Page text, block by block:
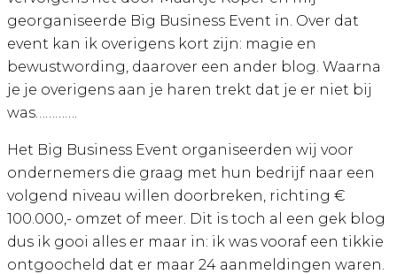
georganiseerde Big Business Event in. Over dat
event kan ik overigens kort zijn: magie en
bewustwording, daarover een ander blog. Waarna
je je overigens aan je haren trekt dat je er niet bij
was………….
Het Big Business Event organiseerden wij voor
ondernemers die graag met hun bedrijf naar een
volgend niveau willen doorbreken, richting €
100.000,- omzet of meer. Dit is toch al een gek blog
dus ik gooi alles er maar in: ik was vooraf een tikkie
ontgoocheld dat er maar 24 aanmeldingen waren.